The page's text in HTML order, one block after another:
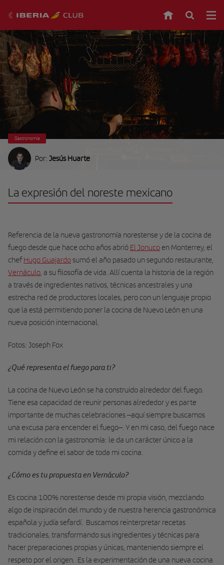
Gastronomía
Por: Jesús Huarte
La expresión del noreste mexicano
Referencia de la nueva gastronomía norestense y de la cocina de
fuego desde que hace ocho años abrió El Jonucoen Monterrey, el
chefHugo Guajardosumó el año pasado un segundo restaurante,
Vernáculo , a su filosofía de vida. Allí cuenta la historia de la región
a través de ingredientes nativos, técnicas ancestrales y una
estrecha red de productores locales, pero con un lenguaje propio
que la está permitiendo poner la cocina de Nuevo León en una
nueva posición internacional.
Fotos: Joseph Fox
¿Qué representa el fuego para ti?
La cocina de Nuevo León se ha construido alrededor del fuego.
Tiene esa capacidad de reunir personas alrededor y es parte
importante de muchas celebraciones –aquí siempre buscamos
una excusa para encender el fuego–. Y en mi caso, del fuego nace
mi relación con la gastronomía: le da un carácter único a la
comida y define el sabor de toda mi cocina.
¿Cómo es tu propuesta en Vernáculo?
Es cocina 100% norestense desde mi propia visión, mezclando
algo de inspiración del mundo y de nuestra herencia gastronómica
española y judía sefardí. Buscamos reinterpretar recetas
tradicionales, transformando sus ingredientes y técnicas para
hacer preparaciones propias y únicas, manteniendo siempre el
respeto por el origen. Es la experimentación de una nueva cocina